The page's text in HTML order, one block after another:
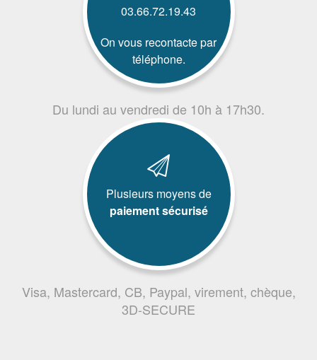
03.66.72.19.43
On vous recontacte par
téléphone.
Du lundi au vendredi de 10h à 17h30.
Plusieurs moyens de
paiement sécurisé
Visa, Mastercard, CB, Paypal, virement, chèque,
3D-SECURE